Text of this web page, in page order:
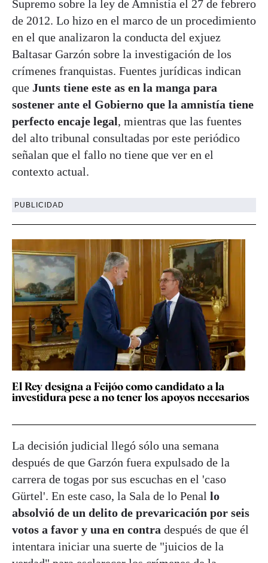
Supremo sobre la ley de Amnistía el 27 de febrero
de 2012. Lo hizo en el marco de un procedimiento
en el que analizaron la conducta del exjuez
Baltasar Garzón sobre la investigación de los
crímenes franquistas. Fuentes jurídicas indican
que Junts tiene este as en la manga para
sostener ante el Gobierno que la amnistía tiene
perfecto encaje legal, mientras que las fuentes
del alto tribunal consultadas por este periódico
señalan que el fallo no tiene que ver en el
contexto actual.
PUBLICIDAD
El Rey designa a Feijóo como candidato a la
investidura pese a no tener los apoyos necesarios
La decisión judicial llegó sólo una semana
después de que Garzón fuera expulsado de la
carrera de togas por sus escuchas en el 'caso
Gürtel'. En este caso, la Sala de lo Penal lo
absolvió de un delito de prevaricación por seis
votos a favor y una en contra después de que él
intentara iniciar una suerte de "juicios de la